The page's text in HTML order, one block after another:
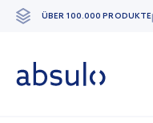
Zum
ÜBER 100.000 PRODUKTE